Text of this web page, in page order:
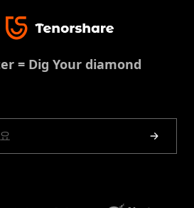
= Dig Your diamond